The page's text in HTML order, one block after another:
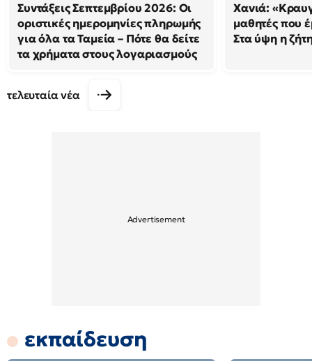
Συντάξεις Σεπτεμβρίου 2026: Οι
οριστικές ημερομηνίες πληρωμής
για όλα τα Ταμεία – Πότε θα δείτε
τα χρήματα στους λογαριασμούς
Χανιά:
μαθητές που
Στα ύψη η
τελευταία νέα
εκπαίδευση